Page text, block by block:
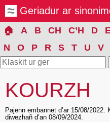
Geriadur ar
🏠 A B CH C’H D
N
O P R S T U V
KOURZH
Pajenn embannet d’ar 15/08/2022.
diwezhañ d’an 08/09/2024.